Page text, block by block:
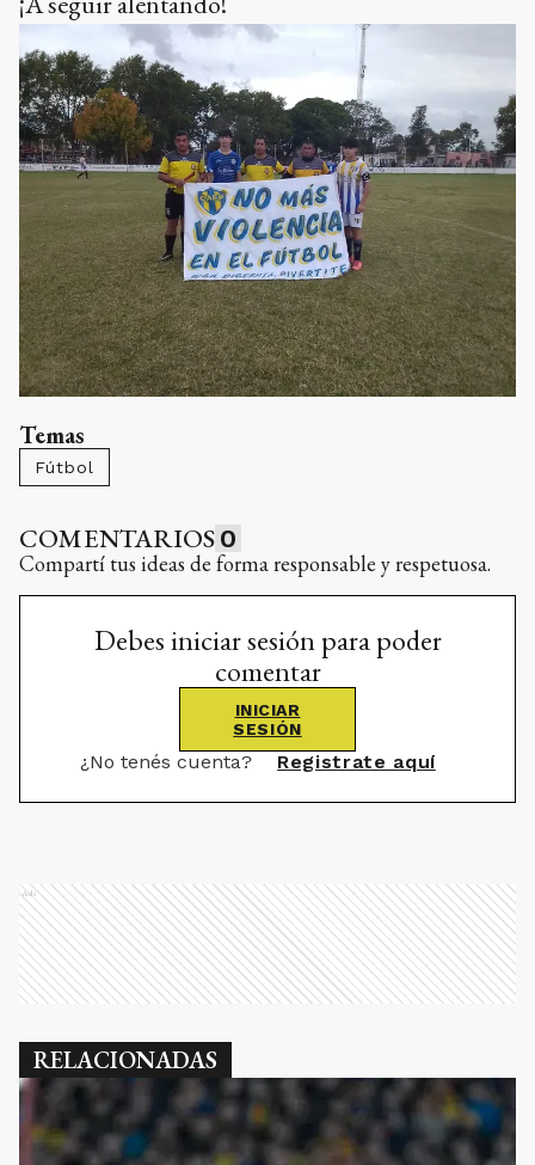
Temas
Fútbol
COMENTARIOS 0
Compartí tus ideas de forma responsable y respetuosa.
Debes iniciar sesión para poder
comentar
INICIAR
SESIÓN
¿No tenés cuenta? Registrate aquí
Ads
RELACIONADAS